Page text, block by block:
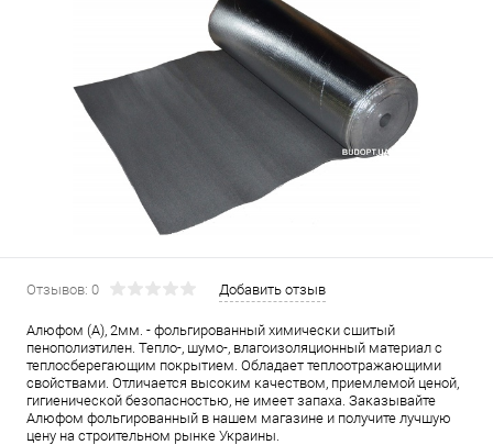
Отзывов: 0 Добавить отзыв
Алюфом (А), 2мм. - фольгированный химически сшитый
пенополиэтилен. Тепло-, шумо-, влагоизоляционный материал с
теплосберегающим покрытием. Обладает теплоотражающими
свойствами. Отличается высоким качеством, приемлемой ценой,
гигиенической безопасностью, не имеет запаха. Заказывайте
Алюфом фольгированный в нашем магазине и получите лучшую
цену на строительном рынке Украины.